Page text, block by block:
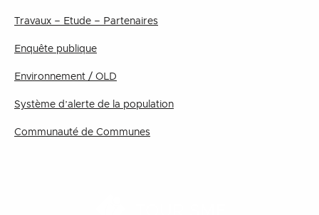
Travaux – Etude – Partenaires
Enquête publique
Environnement / OLD
Système d’alerte de la population
Communauté de Communes